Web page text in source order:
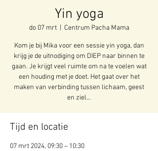
Yin yoga
do 07 mrt
  |
Centrum Pacha Mama
Kom je bij Mika voor een sessie yin yoga, dan
krijg je de uitnodiging om DIEP naar binnen te
gaan. Je krijgt veel ruimte om na te voelen wat
een houding met je doet. Het gaat over het
maken van verbinding tussen lichaam, geest
en ziel...
Tijd en locatie
07 mrt 2024, 09:30 – 10:30